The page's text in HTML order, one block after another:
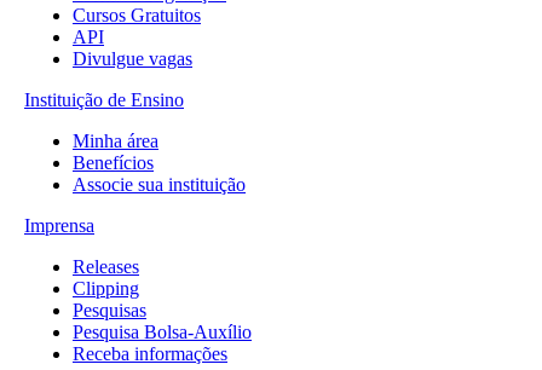
Cursos Gratuitos
API
Divulgue vagas
Instituição de Ensino
Minha área
Benefícios
Associe sua instituição
Imprensa
Releases
Clipping
Pesquisas
Pesquisa Bolsa-Auxílio
Receba informações